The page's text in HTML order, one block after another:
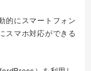
的にスマートフォン
スマホ対応ができる